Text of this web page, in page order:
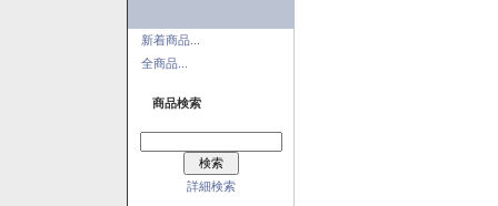
新着商品...
全商品...
商品検索
詳細検索